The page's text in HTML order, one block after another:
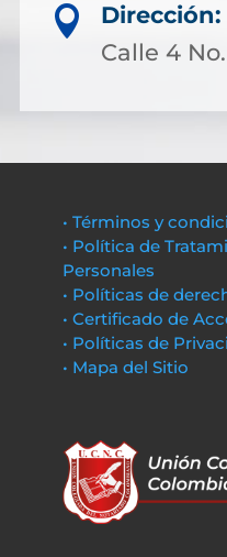

Dirección:
Calle 4 No.
• Términos y
• Política de
Personales
• Políticas de
• Certificado de
• Políticas de
• Mapa del Sitio